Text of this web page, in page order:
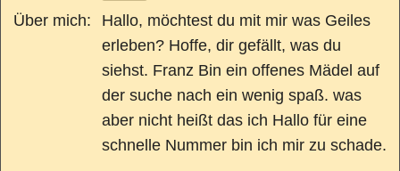
Über mich:
Hallo, möchtest du mit mir was Geiles
erleben? Hoffe, dir gefällt, was du
siehst. Franz Bin ein offenes Mädel auf
der suche nach ein wenig spaß. was
aber nicht heißt das ich Hallo für eine
schnelle Nummer bin ich mir zu schade.